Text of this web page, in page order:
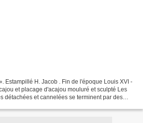
Estampillé H. Jacob . Fin de l'époque Louis XVI -
et placage d'acajou mouluré et sculpté Les
détachées et cannelées se terminent par des